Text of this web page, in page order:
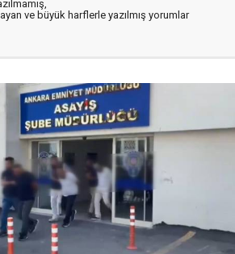
ve büyük harflerle yazılmış yorumlar